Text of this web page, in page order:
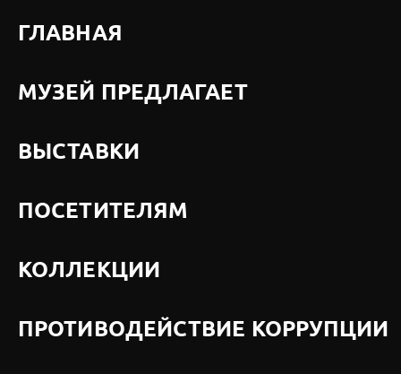
ГЛАВНАЯ
МУЗЕЙ ПРЕДЛАГАЕТ
ВЫСТАВКИ
ПОСЕТИТЕЛЯМ
КОЛЛЕКЦИИ
ПРОТИВОДЕЙСТВИЕ КОРРУПЦИИ